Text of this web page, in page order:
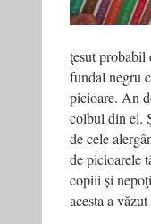
ţesut
fundal negru
picioare. An
colbul din el.
de cele
de picioarele
copiii și
acesta a